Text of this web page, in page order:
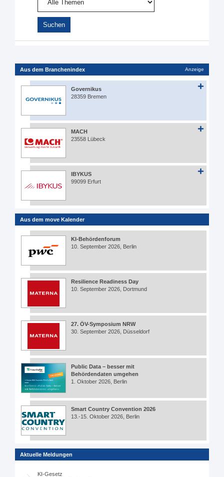
Aus dem Branchenindex Anzeige
Governikus
28359 Bremen
MACH
23558 Lübeck
IBYKUS
99099 Erfurt
Aus dem move Kalender
KI-Behördenforum
10. September 2026, Berlin
Resilience Readiness Day
10. September 2026, Dortmund
27. ÖV-Symposium NRW
30. September 2026, Düsseldorf
Public Data – besser mit
Behördendaten umgehen
1. Oktober 2026, Berlin
Smart Country Convention 2026
13.-15. Oktober 2026, Berlin
Aktuelle Meldungen
KI-Gesetz